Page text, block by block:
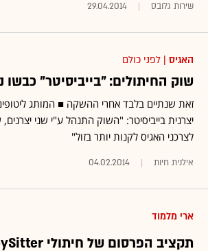
29.04.2014
האגיס | לפני כולם
שוק החיתולים: "בייביסיטר" כבשו
זאת שנתיים בלבד אחרי ההשקה ■ המותג
יצרנית בייביסיטר: "השוק התנהל ע"י שני
לצרכני האגיס לקנות יותר בזול"
אילנית חיות 04.02.2014
ארי מלמוד
תקציב הפרסום של חיתולי BabySitter יטופל בפובליסיס